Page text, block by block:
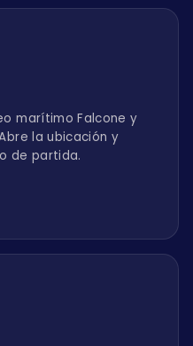
marítimo Falcone y
la ubicación y
de partida.